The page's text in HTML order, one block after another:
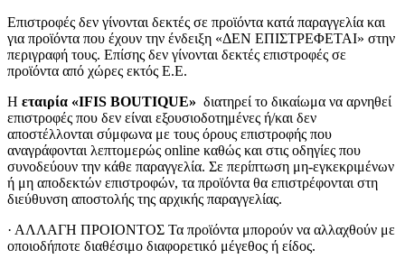
Επιστροφές δεν γίνονται δεκτές σε προϊόντα κατά παραγγελία και
για προϊόντα που έχουν την ένδειξη «ΔΕΝ ΕΠΙΣΤΡΕΦΕΤΑΙ» στην
περιγραφή τους. Επίσης δεν γίνονται δεκτές επιστροφές σε
προϊόντα από χώρες εκτός Ε.Ε.
H εταιρία «IFIS BOUTIQUE» διατηρεί το δικαίωμα να αρνηθεί
επιστροφές που δεν είναι εξουσιοδοτημένες ή/και δεν
αποστέλλονται σύμφωνα με τους όρους επιστροφής που
αναγράφονται λεπτομερώς online καθώς και στις οδηγίες που
συνοδεύουν την κάθε παραγγελία. Σε περίπτωση μη-εγκεκριμένων
ή μη αποδεκτών επιστροφών, τα προϊόντα θα επιστρέφονται στη
διεύθυνση αποστολής της αρχικής παραγγελίας.
· ΑΛΛΑΓΗ ΠΡΟΙΟΝΤΟΣ Τα προϊόντα μπορούν να αλλαχθούν με
οποιοδήποτε διαθέσιμο διαφορετικό μέγεθος ή είδος.